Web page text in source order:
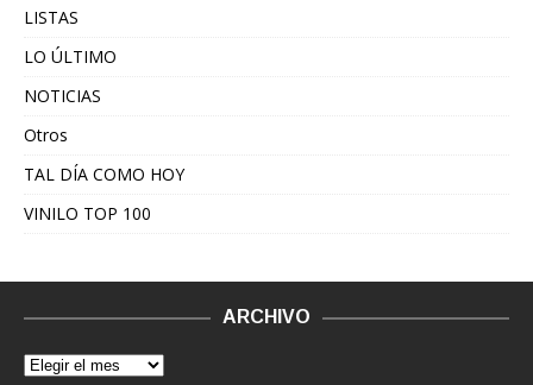
LISTAS
LO ÚLTIMO
NOTICIAS
Otros
TAL DÍA COMO HOY
VINILO TOP 100
ARCHIVO